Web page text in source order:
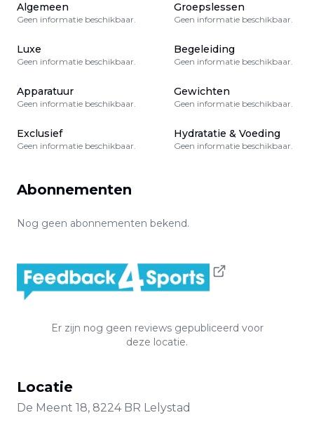
Algemeen
Geen informatie beschikbaar.
Groepslessen
Geen informatie beschikbaar.
Luxe
Geen informatie beschikbaar.
Begeleiding
Geen informatie beschikbaar.
Apparatuur
Geen informatie beschikbaar.
Gewichten
Geen informatie beschikbaar.
Exclusief
Geen informatie beschikbaar.
Hydratatie & Voeding
Geen informatie beschikbaar.
Abonnementen
Nog geen abonnementen bekend.
Er zijn nog geen reviews gepubliceerd voor
deze locatie.
Locatie
De Meent 18, 8224 BR Lelystad